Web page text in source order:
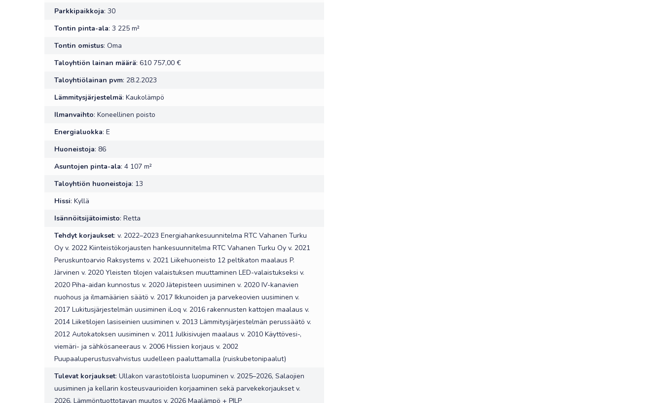
Parkkipaikkoja: 30
Tontin pinta-ala: 3 225 m²
Tontin omistus: Oma
Taloyhtiön lainan määrä: 610 757,00 €
Taloyhtiölainan pvm: 28.2.2023
Lämmitysjärjestelmä: Kaukolämpö
Ilmanvaihto: Koneellinen poisto
Energialuokka: E
Huoneistoja: 86
Asuntojen pinta-ala: 4 107 m²
Taloyhtiön huoneistoja: 13
Hissi: Kyllä
Isännöitsijätoimisto: Retta
Tehdyt korjaukset: v. 2022–2023 Energiahankesuunnitelma RTC Vahanen Turku
Oy v. 2022 Kiinteistökorjausten hankesuunnitelma RTC Vahanen Turku Oy v. 2021
Peruskuntoarvio Raksystems v. 2021 Liikehuoneisto 12 peltikaton maalaus P.
Järvinen v. 2020 Yleisten tilojen valaistuksen muuttaminen LED-valaistukseksi v.
2020 Piha-aidan kunnostus v. 2020 Jätepisteen uusiminen v. 2020 IV-kanavien
nuohous ja ilmamäärien säätö v. 2017 Ikkunoiden ja parvekeovien uusiminen v.
2017 Lukitusjärjestelmän uusiminen iLoq v. 2016 rakennusten kattojen maalaus v.
2014 Liiketilojen lasiseinien uusiminen v. 2013 Lämmitysjärjestelmän perussäätö v.
2012 Autokatoksen uusiminen v. 2011 Julkisivujen maalaus v. 2010 Käyttövesi-,
viemäri- ja sähkösaneeraus v. 2006 Hissien korjaus v. 2002
Puupaaluperustusvahvistus uudelleen paaluttamalla (ruiskubetonipaalut)
Tulevat korjaukset: Ullakon varastotiloista luopuminen v. 2025–2026, Salaojien
uusiminen ja kellarin kosteusvaurioiden korjaaminen sekä parvekekorjaukset v.
2026, Lämmöntuottotavan muutos v. 2026 Maalämpö + PILP